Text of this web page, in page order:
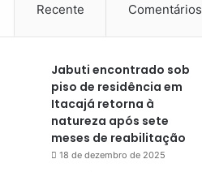
Recente Comentários
Jabuti encontrado sob
piso de residência em
Itacajá retorna à
natureza após sete
meses de reabilitação
18 de dezembro de 2025